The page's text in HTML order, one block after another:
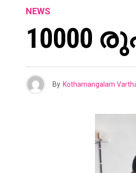
NEWS
10000
By Kothamangalam